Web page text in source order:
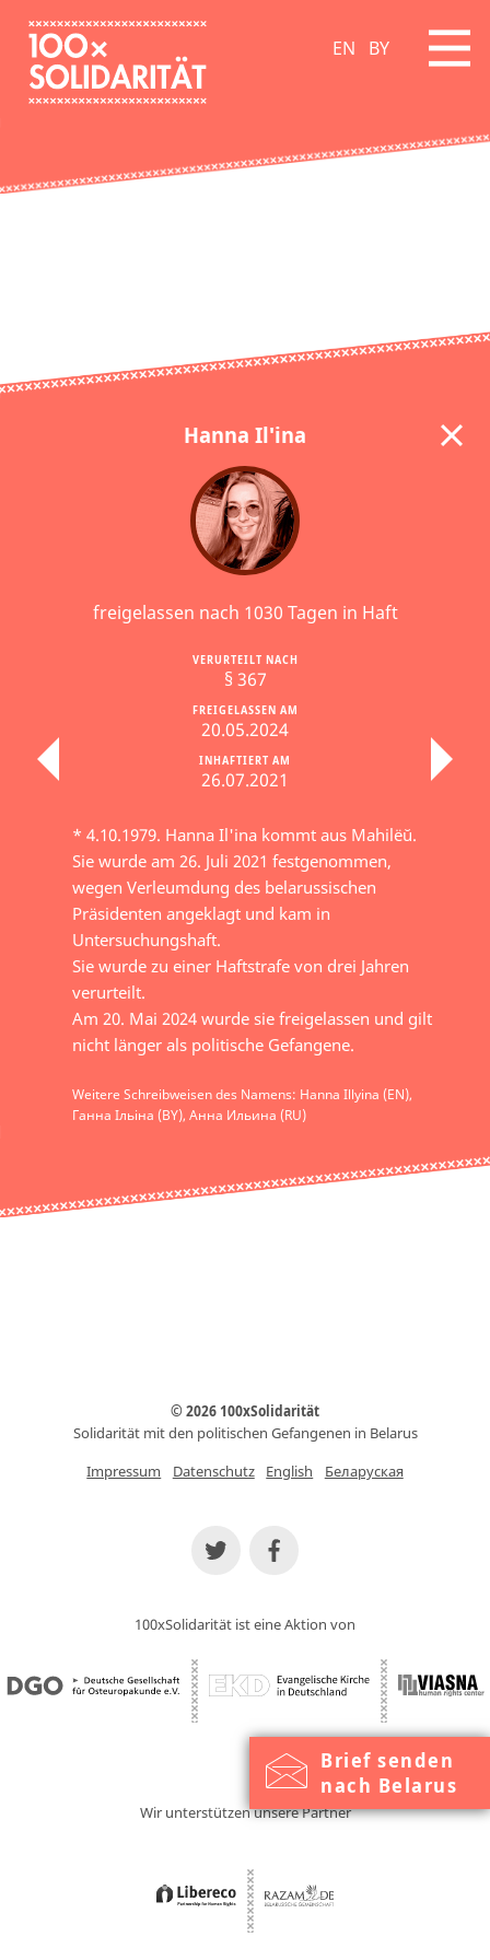
EN BY
Brief senden
nach Belarus
Hanna Il'ina
freigelassen nach 1030 Tagen in Haft
INHAFTIERT AM
26.07.2021
FREIGELASSEN AM
20.05.2024
VERURTEILT NACH
§ 367
* 4.10.1979. Hanna Il'ina kommt aus Mahilёŭ.
Sie wurde am 26. Juli 2021 festgenommen,
wegen Verleumdung des belarussischen
Präsidenten angeklagt und kam in
Untersuchungshaft.
Sie wurde zu einer Haftstrafe von drei Jahren
verurteilt.
Am 20. Mai 2024 wurde sie freigelassen und gilt
nicht länger als politische Gefangene.
Weitere Schreibweisen des Namens: Hanna Illyina (EN),
Ганна Ільіна (BY), Анна Ильина (RU)
© 2026 100xSolidarität
Solidarität mit den politischen Gefangenen in Belarus
Impressum
Datenschutz English Беларуская
100xSolidarität ist eine Aktion von
Wir unterstützen unsere Partner